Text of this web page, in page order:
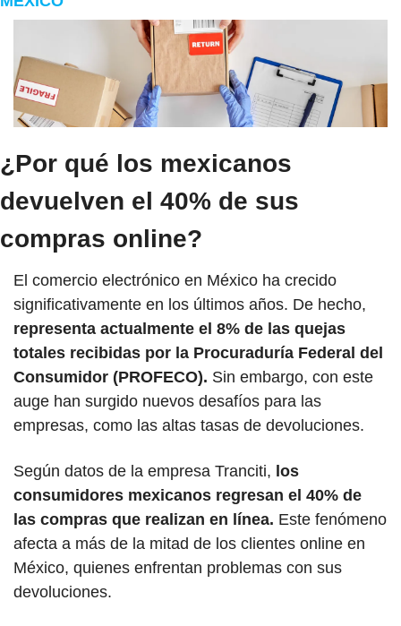
¿Por qué los mexicanos
devuelven el 40% de sus
compras online?
El comercio electrónico en México ha crecido
representa actualmente el 8% de las quejas
totales recibidas por la Procuraduría Federal del
Consumidor (PROFECO). Sin embargo, con este
auge han surgido nuevos desafíos para las
empresas, como las altas tasas de devoluciones.
Según datos de la empresa Tranciti, los
consumidores mexicanos regresan el 40% de
las compras que realizan en línea. Este fenómeno
afecta a más de la mitad de los clientes online en
México, quienes enfrentan problemas con sus
devoluciones.